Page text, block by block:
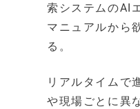
索システムのAI
マニュアルから
る。
リアルタイムで
や現場ごとに異